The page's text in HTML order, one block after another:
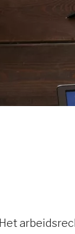
Het